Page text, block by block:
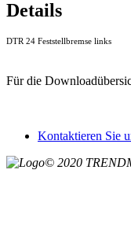
Details
DTR 24 Feststellbremse links
Für die
Kontaktieren Sie
© 2020